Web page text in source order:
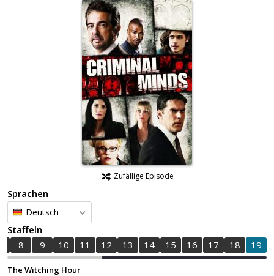
Zufällige Episode
Sprachen
Deutsch
Staffeln
8 9 10 11 12 13 14 15 16 17 18 19
The Witching Hour